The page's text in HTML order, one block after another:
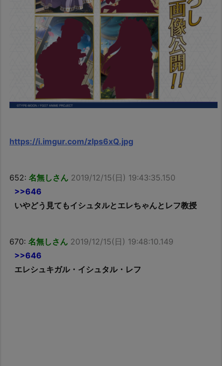
https://i.imgur.com/zlps6xQ.jpg
652: 名無しさん 2019/12/15(日) 19:43:35.150
>>646
いやどう見てもイシュタルとエレちゃんとレフ教授
670: 名無しさん 2019/12/15(日) 19:48:10.149
>>646
エレシュキガル・イシュタル・レフ